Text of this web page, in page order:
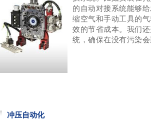
的自动对接系统能够
缩空气和手动工具的
效的节省成本。我们
统，确保在没有污染
冲压自动化